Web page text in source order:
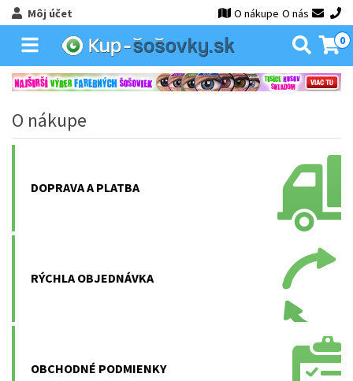
Môj účet O nákupe O nás
0
O nákupe
DOPRAVA A PLATBA
RÝCHLA OBJEDNÁVKA
OBCHODNÉ PODMIENKY